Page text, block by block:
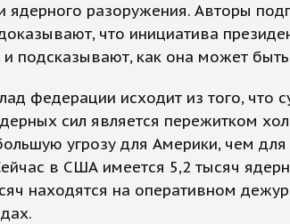
ядерного разоружения. Авторы
что инициатива
подсказывают, как она может
федерации исходит из того, что
сил является пережитком
угрозу для Америки, чем
в США имеется 5,2 тысяч
находятся на оперативном